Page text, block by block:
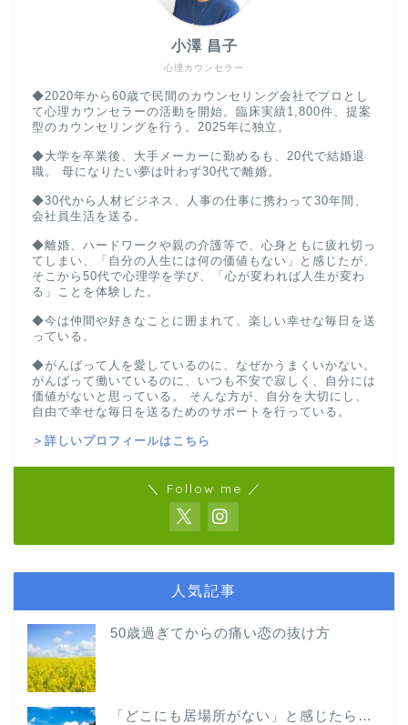
心理カウンセラー
小澤 昌子
◆2020年から60歳で民間のカウンセリング会社でプロとし
て心理カウンセラーの活動を開始。臨床実績1,800件、提案
型のカウンセリングを行う。2025年に独立。
◆大学を卒業後、大手メーカーに勤めるも、20代で結婚退
職。 母になりたい夢は叶わず30代で離婚。
◆30代から人材ビジネス、人事の仕事に携わって30年間、
会社員生活を送る。
◆離婚、ハードワークや親の介護等で、心身ともに疲れ切っ
てしまい、「自分の人生には何の価値もない」と感じたが、
そこから50代で心理学を学び、「心が変われば人生が変わ
る」ことを体験した。
◆今は仲間や好きなことに囲まれて、楽しい幸せな毎日を送
っている。
◆がんばって人を愛しているのに、なぜかうまくいかない。
がんばって働いているのに、いつも不安で寂しく、自分には
価値がないと思っている。 そんな方が、自分を大切にし、
自由で幸せな毎日を送るためのサポートを行っている。
＞詳しいプロフィールはこちら
＼ Follow me ／
人気記事
50歳過ぎてからの痛い恋の抜け方
「どこにも居場所がない」と感じたら…